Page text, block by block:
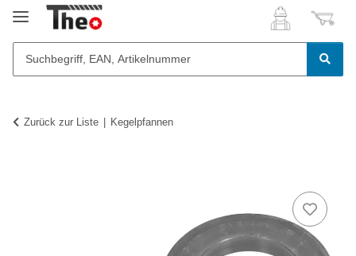
Zurück zur Liste Kegelpfannen